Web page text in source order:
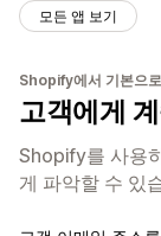
모든 앱 보기
Shopify에서 기본으
고객에게
Shopify를 사용
게 파악할 수 있